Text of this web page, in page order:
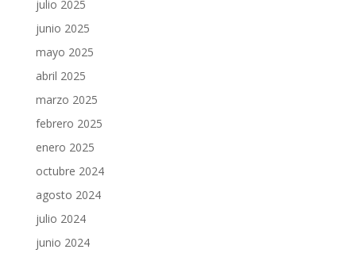
julio 2025
junio 2025
mayo 2025
abril 2025
marzo 2025
febrero 2025
enero 2025
octubre 2024
agosto 2024
julio 2024
junio 2024